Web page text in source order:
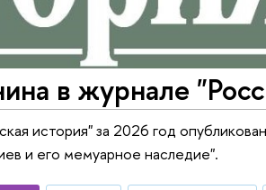
в журнале
история" за 2026 год
и его мемуарное наследие".